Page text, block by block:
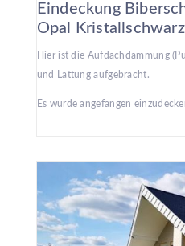
Eindeckung
Opal Kristallschwarz
Hier ist die Aufdachdämmung
und Lattung aufgebracht.
Es wurde angefangen